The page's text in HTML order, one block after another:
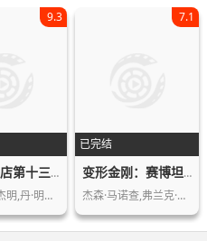
9.3
开心汉堡店第十三季
H·乔恩·本杰明,丹·明茨,尤金·米尔…
已完结
7.1
变形金刚：赛博坦之战第三季
杰森·马诺查,弗兰克·托达罗,杰克·福…